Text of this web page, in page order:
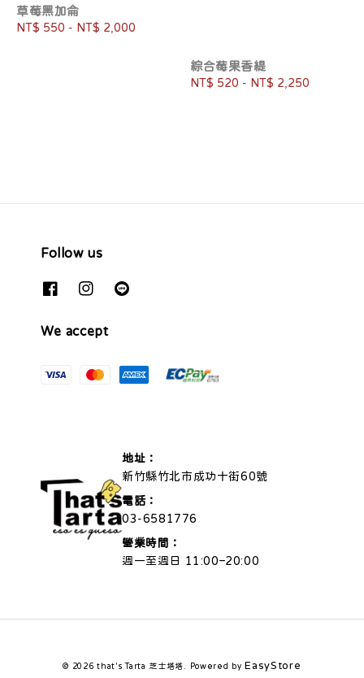
草莓黑加侖
Regular
NT$ 550 - NT$ 2,000
綜合莓果香緹
Regular
NT$ 520 - NT$ 2,250
Follow us
We accept
地址：
新竹縣竹北市成功十街60號
電話：
03-6581776
營業時間：
週一至週日 11:00–20:00
© 2026 that's Tarta 芝士塔塔. Powered by EasyStore